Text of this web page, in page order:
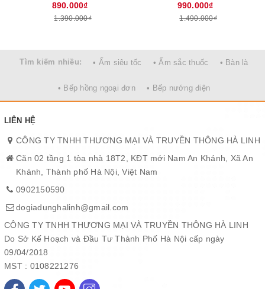
Đèn sưởi nhà tắm Kottmann 4 bóng âm tường K4BT không chói
mắt.
âm giúp tiết kiệm diện tích phòng tắm và mang lại vẻ đẹp sang
trọng hơn.
Kottmann K4BT sử dụng nguyên lý bức xạ hồng ngoại nên làm
ấm cực nhanh, nhiệt độ phòng tắm đạt 30ºC trong 2 - 3 giây, giúp
phẩm được chứng nhận đạt tiêu chuẩn Châu Âu CE về độ an
toàn khi sử dụng, giúp người dùng hoàn toàn yên tâm khi dùng.
890.000₫
1.390.000₫
990.000₫
1.490.000₫
Tìm kiếm nhiều: • Ấm siêu tốc • Ấm sắc thuốc • Bàn là
• Bếp hồng ngoại đơn • Bếp nướng điện
LIÊN HỆ
CÔNG TY TNHH THƯƠNG MẠI VÀ TRUYỀN THÔNG HÀ LINH
Căn 02 tầng 1 tòa nhà 18T2, KĐT mới Nam An Khánh, Xã An
Khánh, Thành phố Hà Nội, Việt Nam
0902150590
dogiadunghalinh@gmail.com
CÔNG TY TNHH THƯƠNG MẠI VÀ TRUYỀN THÔNG HÀ LINH
Do Sở Kế Hoạch và Đầu Tư Thành Phố Hà Nội cấp ngày
09/04/2018
MST : 0108221276